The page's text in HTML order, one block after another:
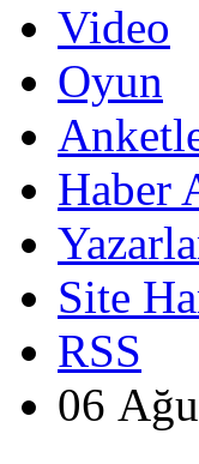
Video
Oyun
Haber
Site
RSS
06